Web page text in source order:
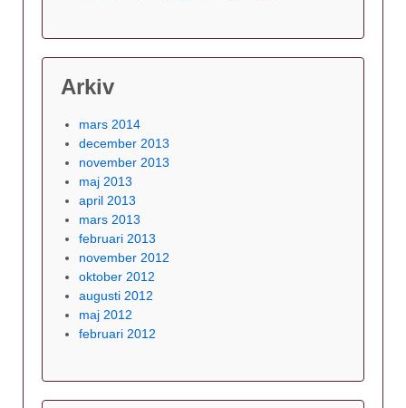
Arkiv
mars 2014
december 2013
november 2013
maj 2013
april 2013
mars 2013
februari 2013
november 2012
oktober 2012
augusti 2012
maj 2012
februari 2012